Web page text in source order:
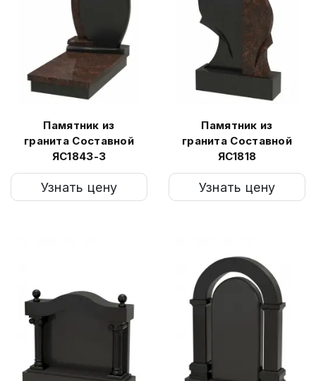
Памятник из
гранита Составной
ЯС1843-3
Узнать цену
Памятник из
гранита Составной
ЯС1818
Узнать цену